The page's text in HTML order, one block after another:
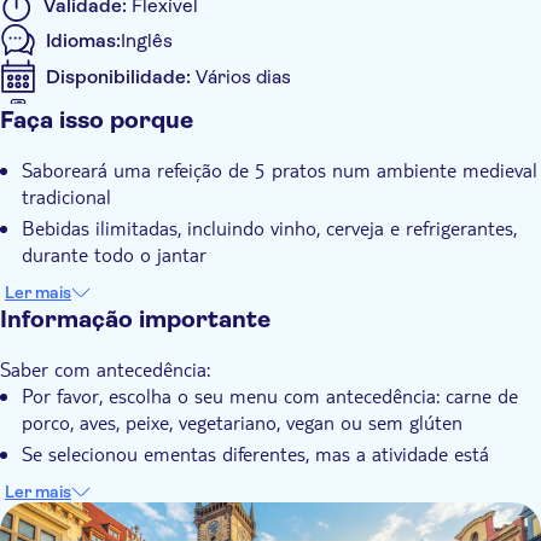
a sua palma da mão.
Opções de menu:
sobremesa)
quente, prato principal, sobremesa)
Validade: Flexível
Idiomas:Inglês
Disponibilidade: Vários dias
Se aceita o bilhete digital
Confirmação instantânea
Jantar
Faça isso porque
Saboreará uma refeição de 5 pratos num ambiente medieval
tradicional
Bebidas ilimitadas, incluindo vinho, cerveja e refrigerantes,
durante todo o jantar
A noite inclui um espetáculo medieval com dançarinas do
ventre, lutas de espadas e um espetáculo de fogo
pratos ou a sessão das 20h00 com um menu de 5 pratos
É uma experiência gastronómica imersiva que o transporta
para os tempos medievais
Ler mais
Informação importante
Saber com antecedência:
Por favor, escolha o seu menu com antecedência: carne de
porco, aves, peixe, vegetariano, vegan ou sem glúten
Se selecionou ementas diferentes, mas a atividade está
reservada com o mesmo nome, será automaticamente
sentado na mesma mesa
Ler mais
DSA1Praça da Cidade Velha